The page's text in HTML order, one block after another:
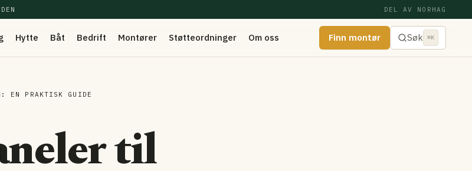
DEL AV NORHAG
Hytte Båt Bedrift Montører Støtteordninger Om oss Finn montør Søk ⌘K
EN PRAKTISK GUIDE
til